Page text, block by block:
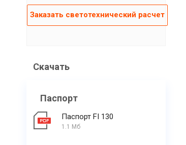
Заказать светотехнический расчет
Скачать
Паспорт
Паспорт FI 130
1.1 Мб